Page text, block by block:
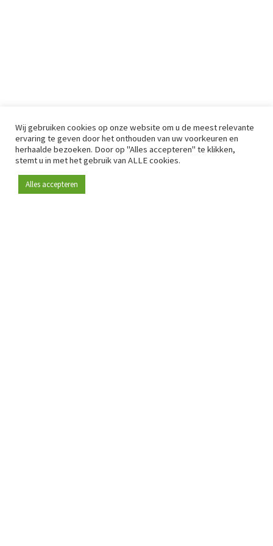
Wij gebruiken cookies op onze website om u de meest relevante
ervaring te geven door het onthouden van uw voorkeuren en
herhaalde bezoeken. Door op "Alles accepteren" te klikken,
stemt u in met het gebruik van ALLE cookies.
Alles accepteren